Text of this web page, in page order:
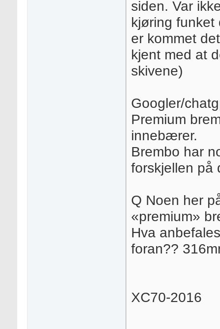
siden. Var
kjøring funket
er kommet
kjent med at
skivene)
Googler/
Premium
innebærer.
Brembo har
forskjellen på
Q Noen her
«premium»
Hva
foran??
XC70-2016